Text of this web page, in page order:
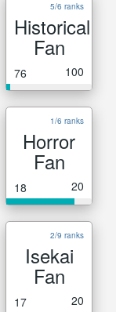
5/6 ranks
Historical
Fan
76 100
1/6 ranks
Horror
Fan
18 20
2/9 ranks
Isekai
Fan
17 20